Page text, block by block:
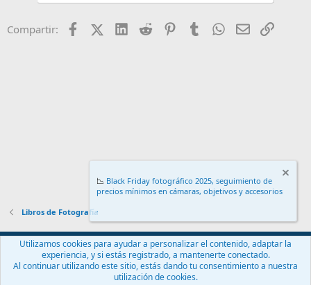
Compartir: FacebookX (Twitter)
LinkedIn
Reddit PinterestTumblr WhatsApp
EmailEnlace
Libros de Fotografía
Español (ES)
Contáctanos
Términos y reglas Política de privacidad
Ayuda
📉 Black Friday fotográfico 2025, seguimiento de
precios mínimos en cámaras, objetivos y accesorios
.
Utilizamos cookies para ayudar a personalizar el contenido, adaptar la
experiencia, y si estás registrado, a mantenerte conectado.
Al continuar utilizando este sitio, estás dando tu consentimiento a nuestra
utilización de cookies.